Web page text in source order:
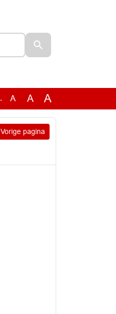
A A A
Vorige pagina